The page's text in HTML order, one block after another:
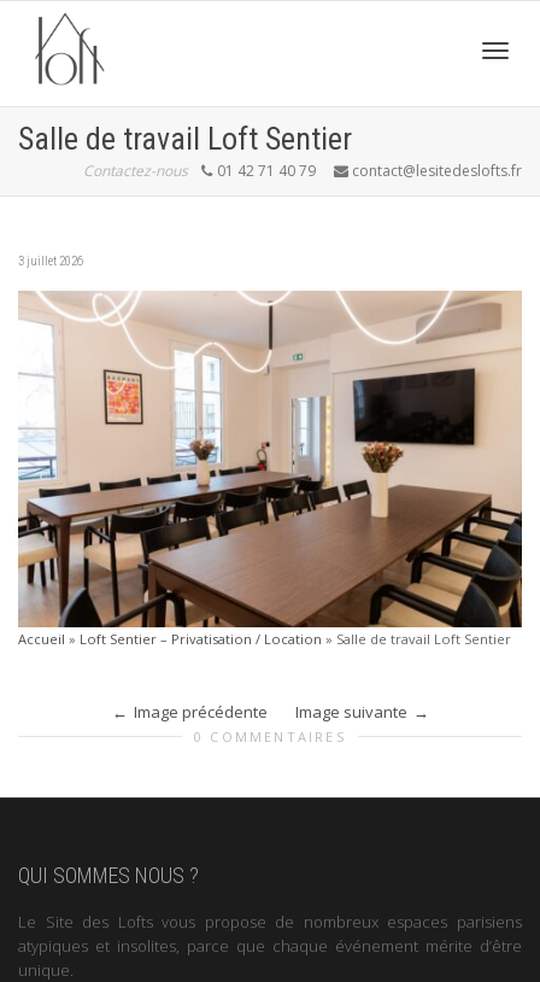
Salle de travail Loft Sentier
Contactez-nous 01 42 71 40 79 contact@lesitedeslofts.fr
3 juillet 2026
Accueil » Loft Sentier – Privatisation / Location » Salle de travail Loft Sentier
Image précédente Image suivante
0 COMMENTAIRES
QUI SOMMES NOUS ?
Le Site des Lofts vous propose de nombreux espaces parisiens
atypiques et insolites, parce que chaque événement mérite d’être
unique.